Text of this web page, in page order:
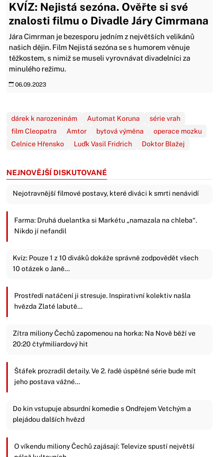
KVÍZ: Nejistá sezóna. Ověřte si své
znalosti filmu o Divadle Járy Cimrmana
Jára Cimrman je bezesporu jedním z největších velikánů
našich dějin. Film Nejistá sezóna se s humorem věnuje
těžkostem, s nimiž se museli vyrovnávat divadelníci za
minulého režimu.
06.09.2023
dárek k narozeninám Automat Koruna
série vrah
film Cleopatra
Amtor bytová výměna
operace mozku
Celnice Hřensko
Luďk Vasil Fridrich Doktor Blažej
NEJNOVĚJŠÍ DISKUTOVANÉ
Nejotravnější filmové postavy, které diváci k smrti nenávidí
Farma: Druhá duelantka si Markétu „namazala na chleba“.
Nikdo jí nefandil
Kvíz: Pouze 1 z 10 diváků dokáže správně zodpovědět všech
10 otázek o Janě…
Prostředí natáčení ji stresuje. Inspirativní kolektiv našla
hvězda Zlaté labutě…
Zítra miliony Čechů zapomenou na horka: Na Nově běží ve
20:20 čtyřmiliardový hit
Štáfek prozradil detaily. Ve 2. řadě úspěšné série bude mít
jeho postava vážné…
Do kin vstupuje absurdní komedie s Ondřejem Vetchým a
plejádou dalších hvězd
O víkendu miliony Čechů zajásají: Televize spustí největší